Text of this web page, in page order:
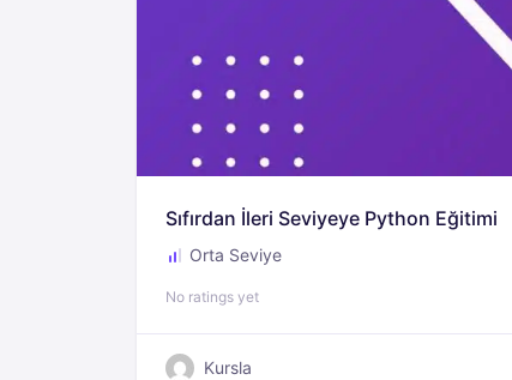
Sıfırdan İleri Seviyeye Python Eğitimi
Orta Seviye
No ratings yet
Kursla